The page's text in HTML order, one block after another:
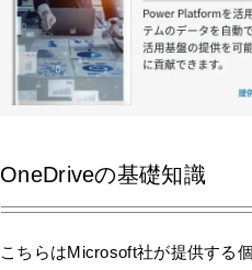
OneDriveの基礎知識
こちらはMicrosoft社が提供する